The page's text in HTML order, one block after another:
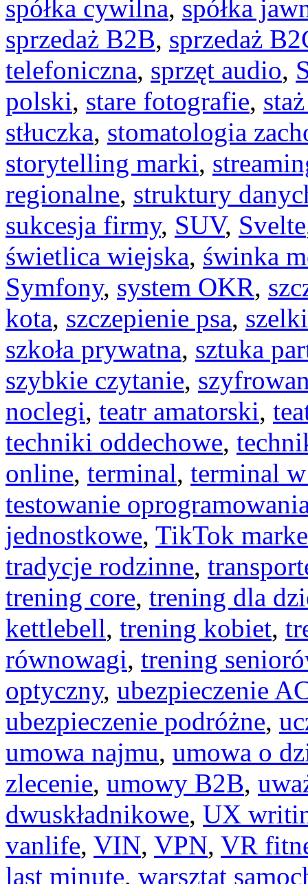
spółka cywilna, spółka
sprzedaż B2B, sprzedaż
telefoniczna, sprzęt audio,
polski, stare fotografie,
stłuczka, stomatologia
storytelling marki,
regionalne, struktury
sukcesja firmy, SUV, Svelte
świetlica wiejska, świnka
Symfony, system OKR,
kota, szczepienie psa,
szkoła prywatna, sztuka
szybkie czytanie,
noclegi, teatr amatorski,
techniki oddechowe,
online, terminal, terminal
testowanie
jednostkowe, TikTok
tradycje rodzinne,
trening core, trening dla
kettlebell, trening kobiet,
równowagi, trening
optyczny, ubezpieczenie
ubezpieczenie podróżne,
umowa najmu, umowa o
zlecenie, umowy B2B,
dwuskładnikowe, UX
vanlife, VIN, VPN, VR
last minute, warsztat